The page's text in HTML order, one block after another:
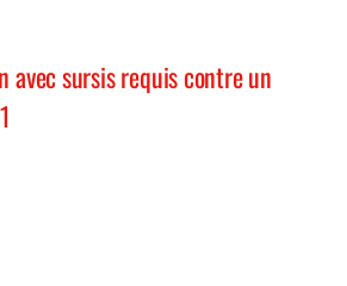
avec sursis requis contre un